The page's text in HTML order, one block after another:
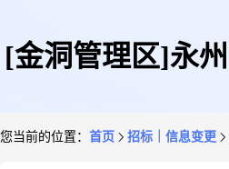
[金洞管理区]永
您当前的位置： 首页 招标｜信息变更